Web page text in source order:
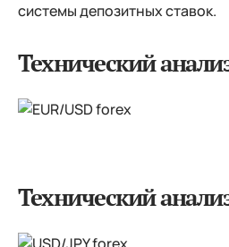
системы депозитных ставок.
Технический
Технический